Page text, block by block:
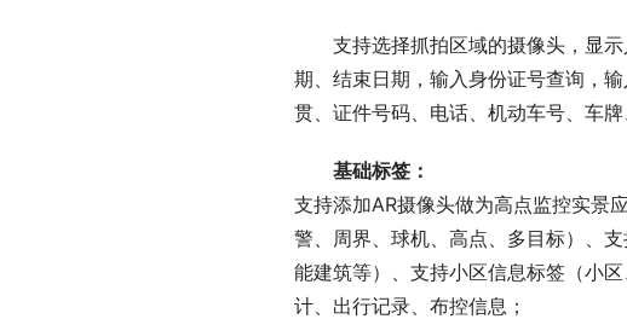
支持选择抓拍区域的摄像头，显
期、结束日期，输入身份证号查询，
贯、证件号码、电话、机动车号、车牌
基础标签：
支持添加AR摄像头做为高点监控实景
警、周界、球机、高点、多目标）、
能建筑等）、支持小区信息标签（小
计、出行记录、布控信息；